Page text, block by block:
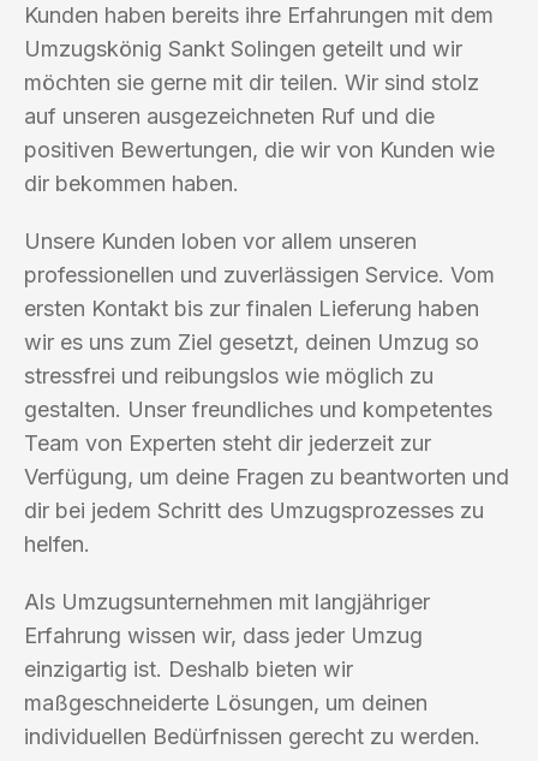
Kunden haben bereits ihre Erfahrungen mit dem
Umzugskönig Sankt Solingen geteilt und wir
möchten sie gerne mit dir teilen. Wir sind stolz
auf unseren ausgezeichneten Ruf und die
positiven Bewertungen, die wir von Kunden wie
dir bekommen haben.
Unsere Kunden loben vor allem unseren
professionellen und zuverlässigen Service. Vom
ersten Kontakt bis zur finalen Lieferung haben
wir es uns zum Ziel gesetzt, deinen Umzug so
stressfrei und reibungslos wie möglich zu
gestalten. Unser freundliches und kompetentes
Team von Experten steht dir jederzeit zur
Verfügung, um deine Fragen zu beantworten und
dir bei jedem Schritt des Umzugsprozesses zu
helfen.
Als Umzugsunternehmen mit langjähriger
Erfahrung wissen wir, dass jeder Umzug
einzigartig ist. Deshalb bieten wir
maßgeschneiderte Lösungen, um deinen
individuellen Bedürfnissen gerecht zu werden.